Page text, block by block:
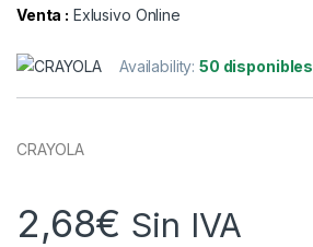
Venta : Exlusivo Online
Availability:50 disponibles
CRAYOLA
2,68€ Sin IVA